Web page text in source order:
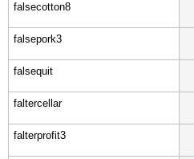
falsecotton8
falsepork3
falsequit
faltercellar
falterprofit3